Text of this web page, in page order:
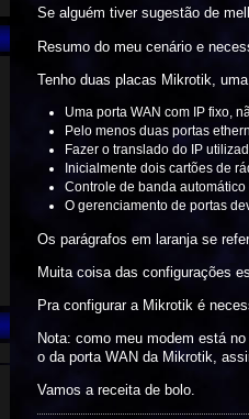
Se alguém tiver sugestão de
Resumo do meu cenário e
Tenho duas placas Mikrotik,
Uma porta WAN com IP fixo,
Pelo menos duas portas
Fazer o translado do IP
Inicialmente dois cartões de
Controle de banda
O gerenciamento de portas
Os parágrafos em laranja se
Muita coisa das configurações
Pra configurar a Mikrotik é
Nota: como meu modem está
o da porta WAN da Mikrotik,
Vamos a receita de bolo.